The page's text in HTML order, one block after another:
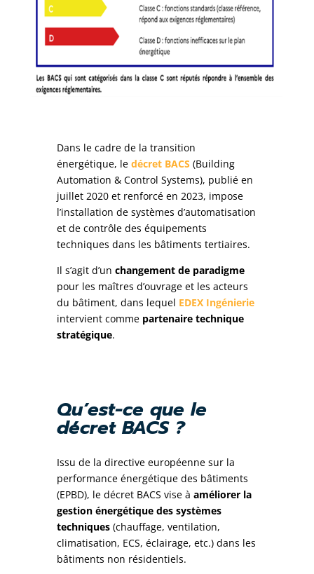
Dans le cadre de la transition
énergétique, le décret BACS (Building
Automation & Control Systems), publié en
juillet 2020 et renforcé en 2023, impose
l’installation de systèmes d’automatisation
et de contrôle des équipements
techniques dans les bâtiments tertiaires.
Il s’agit d’un changement de paradigme
pour les maîtres d’ouvrage et les acteurs
du bâtiment, dans lequel EDEX Ingénierie
intervient comme partenaire technique
stratégique.
Qu’est-ce que le
décret BACS ?
Issu de la directive européenne sur la
performance énergétique des bâtiments
(EPBD), le décret BACS vise à améliorer la
gestion énergétique des systèmes
techniques(chauffage, ventilation,
climatisation, ECS, éclairage, etc.) dans les
bâtiments non résidentiels.